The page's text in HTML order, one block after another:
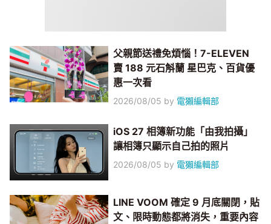
父親節送禮免煩惱！7-ELEVEN
賣 188 元石斛蘭 星巴克、百貨優
惠一次看
2026/08/05 by 電獺編輯部
iOS 27 相簿新功能「由我拍攝」
讓相簿只顯示自己拍的照片
2026/08/05 by 電獺編輯部
LINE VOOM 確定 9 月底關閉，貼
文、限時動態都將消失，重要內容